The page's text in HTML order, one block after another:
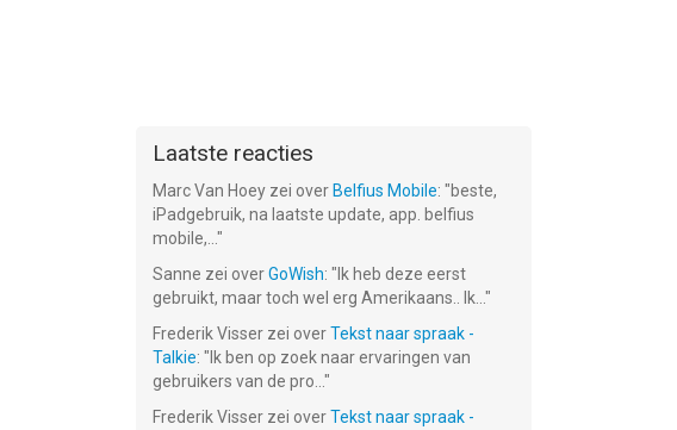
Laatste reacties
Marc Van Hoey zei over Belfius Mobile: "beste,
iPadgebruik, na laatste update, app. belfius
mobile,... "
Sanne zei overGoWish: " Ik heb deze eerst
gebruikt, maar toch wel erg Amerikaans.. Ik... "
Frederik Visser zei overTekst naar spraak -
Talkie: " Ik ben op zoek naar ervaringen van
gebruikers van de pro... "
Frederik Visser zei overTekst naar spraak -